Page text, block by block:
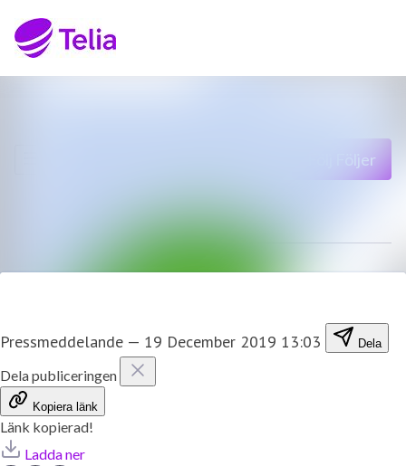
Kontakt
Följer
Pressmeddelande — 19 December 2019 13:03 Dela
Dela publiceringen
Kopiera länk
Länk kopierad!
Ladda ner